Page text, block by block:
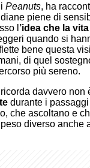
Peanuts, ha
piene di
l ’idea che la
quando si
bene questa
di quel
più sereno.
davvero non
durante i
che ascoltano e
diverso anche